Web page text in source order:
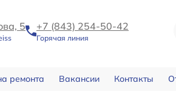
5 +7 (843) 254-50-42
Горячая линия
ремонта Вакансии Контакты